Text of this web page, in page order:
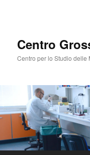
Centro
Centro per lo Studio delle